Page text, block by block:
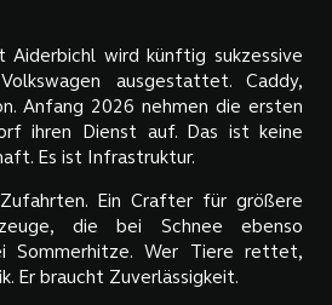
Aiderbichl wird künftig sukzessive
ausgestattet. Caddy,
Anfang 2026 nehmen die ersten
ihren Dienst auf. Das ist keine
Es ist Infrastruktur.
Ein Crafter für größere
die bei Schnee ebenso
Sommerhitze. Wer Tiere rettet,
Er braucht Zuverlässigkeit.